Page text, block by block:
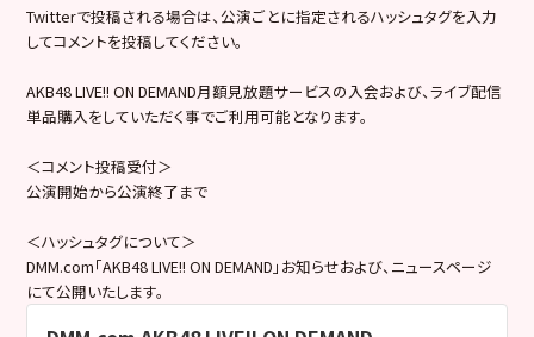
Twitterで投稿される場合は、公演ごとに指定されるハッシュタグを入力
してコメントを投稿してください。
AKB48 LIVE!! ON DEMAND月額見放題サービスの入会および、ライブ配信
単品購入をしていただく事でご利用可能となります。
＜コメント投稿受付＞
公演開始から公演終了まで
＜ハッシュタグについて＞
DMM.com「AKB48 LIVE!! ON DEMAND」お知らせおよび、ニュースページ
にて公開いたします。